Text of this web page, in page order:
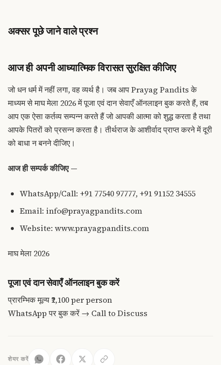
अक्सर पूछे जाने वाले प्रश्न
आज ही अपनी आध्यात्मिक विरासत सुरक्षित कीजिए
जो धन धर्म में नहीं लगा, वह व्यर्थ है। जब आप Prayag Pandits के
माध्यम से माघ मेला 2026 में पूजा एवं दान सेवाएँ ऑनलाइन बुक करते हैं, तब
आप एक ऐसा कर्तव्य सम्पन्न करते हैं जो आपकी आत्मा को शुद्ध करता है तथा
आपके पितरों को प्रसन्न करता है। तीर्थराज के आशीर्वाद प्राप्त करने में दूरी
को बाधा न बनने दीजिए।
आज ही सम्पर्क कीजिए —
WhatsApp/Call: +91 77540 97777, +91 91152 34555
Email: info@prayagpandits.com
Website: www.prayagpandits.com
माघ मेला 2026
पूजा एवं दान सेवाएँ ऑनलाइन बुक करें
प्रारम्भिक मूल्य ₹2,100per person
WhatsApp पर बुक करें → Call to Discuss
शेयर करें